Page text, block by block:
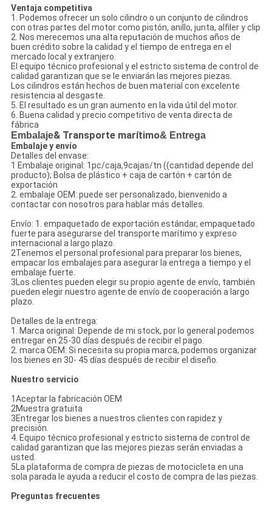
Ventaja competitiva
1. Podemos ofrecer un solo cilindro o un conjunto de cilindros
con otras partes del motor como pistón, anillo, junta, alfiler y clip
2. Nos merecemos una alta reputación de muchos años de
buen crédito sobre la calidad y el tiempo de entrega en el
mercado local y extranjero.
El equipo técnico profesional y el estricto sistema de control de
calidad garantizan que se le enviarán las mejores piezas.
Los cilindros están hechos de buen material con excelente
resistencia al desgaste.
5. El resultado es un gran aumento en la vida útil del motor.
6. Buena calidad y precio competitivo de venta directa de
fábrica
Embalaje& Transporte marítimo& Entrega
Embalaje y envío
Detalles del envase:
1 Embalaje original: 1pc/caja,9cajas/tn ((cantidad depende del
producto); Bolsa de plástico + caja de cartón + cartón de
exportación
2. embalaje OEM: puede ser personalizado, bienvenido a
contactar con nosotros para hablar más detalles.
Envío: 1. empaquetado de exportación estándar, empaquetado
fuerte para asegurarse del transporte marítimo y expreso
internacional a largo plazo.
2Tenemos el personal profesional para preparar los bienes,
empacar los embalajes para asegurar la entrega a tiempo y el
embalaje fuerte.
3Los clientes pueden elegir su propio agente de envío, también
pueden elegir nuestro agente de envío de cooperación a largo
plazo.
Detalles de la entrega:
1. Marca original: Depende de mi stock, por lo general podemos
entregar en 25-30 días después de recibir el pago.
2. marca OEM: Si necesita su propia marca, podemos organizar
los bienes en 30- 45 días después de recibir el diseño.
Nuestro servicio
1Aceptar la fabricación OEM
2Muestra gratuita
3Entregar los bienes a nuestros clientes con rapidez y
precisión.
4. Equipo técnico profesional y estricto sistema de control de
calidad garantizan que las mejores piezas serán enviadas a
usted.
5La plataforma de compra de piezas de motocicleta en una
sola parada le ayuda a reducir el costo de compra de las piezas.
Preguntas frecuentes